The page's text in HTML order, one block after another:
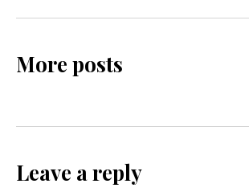
More posts
Leave a reply